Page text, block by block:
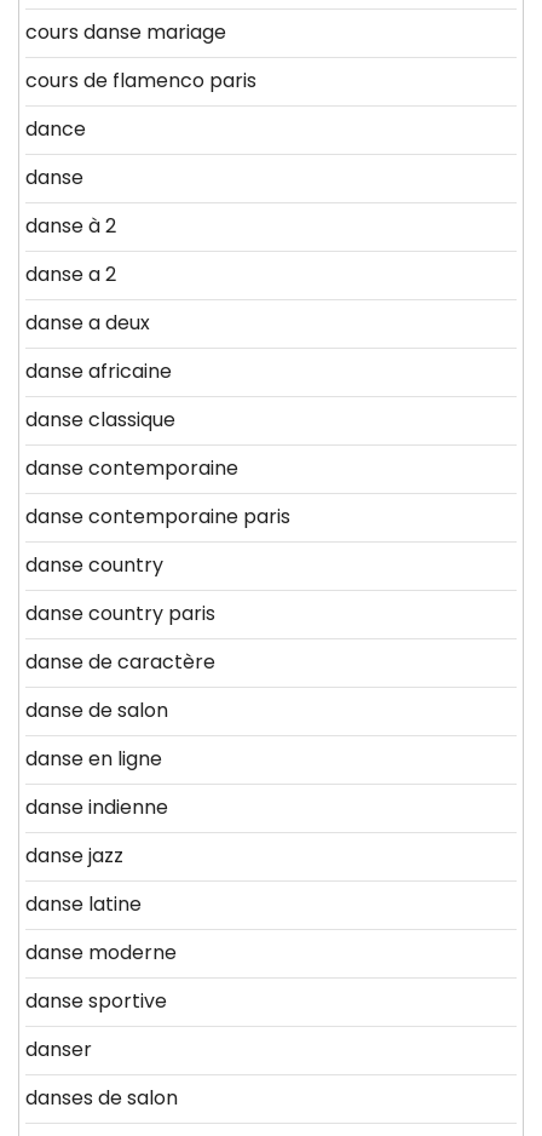
cours danse mariage
cours de flamenco paris
dance
danse
danse à 2
danse a 2
danse a deux
danse africaine
danse classique
danse contemporaine
danse contemporaine paris
danse country
danse country paris
danse de caractère
danse de salon
danse en ligne
danse indienne
danse jazz
danse latine
danse moderne
danse sportive
danser
danses de salon